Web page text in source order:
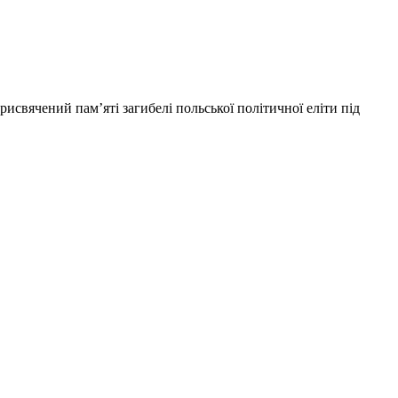
пам’яті загибелі польської політичної еліти під